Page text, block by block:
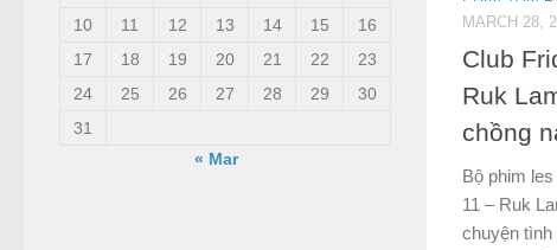
MARCH 28,
Club
Ruk
chồng
Bộ phim
11 – Ruk
chuyện
10
11 12 13 14 15
16
17
18 19 20 21 22
23
24
25 26 27 28 29
30
31
« Mar